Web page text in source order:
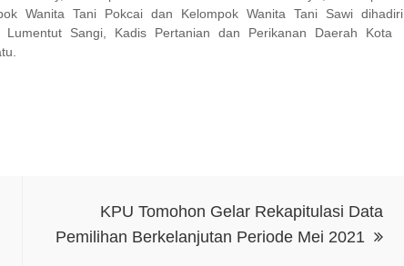
Wanita Tani Pokcai dan Kelompok Wanita Tani Sawi dihadiri
Sangi, Kadis Pertanian dan Perikanan Daerah Kota
KPU Tomohon Gelar Rekapitulasi Data
Pemilihan Berkelanjutan Periode Mei 2021